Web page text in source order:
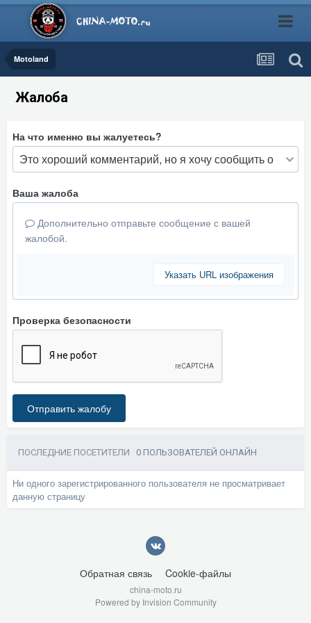
Motoland
Жалоба
На что именно вы жалуетесь?
Ваша жалоба
Дополнительно отправьте сообщение с вашей
жалобой.
Указать URL изображения
Проверка безопасности
Отправить жалобу
ПОСЛЕДНИЕ ПОСЕТИТЕЛИ 0 ПОЛЬЗОВАТЕЛЕЙ ОНЛАЙН
Ни одного зарегистрированного пользователя не просматривает
данную страницу
Обратная связь Cookie-файлы
china-moto.ru
Powered by Invision Community